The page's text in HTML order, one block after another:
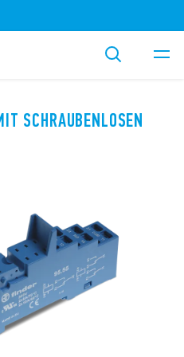
SCHRAUBENLOSEN